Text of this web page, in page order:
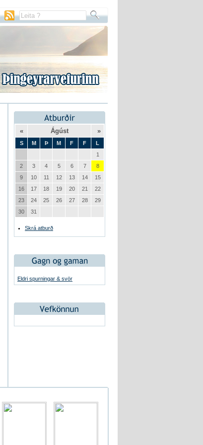
« Ágúst »
S M Þ M F F
L
1
2
3 4 5 6 7
8
9
10 11 12 13 14
15
16
17 18 19 20 21
22
23
24 25 26 27 28
29
30
31
Skrá atburð
Eldri spurningar & svör